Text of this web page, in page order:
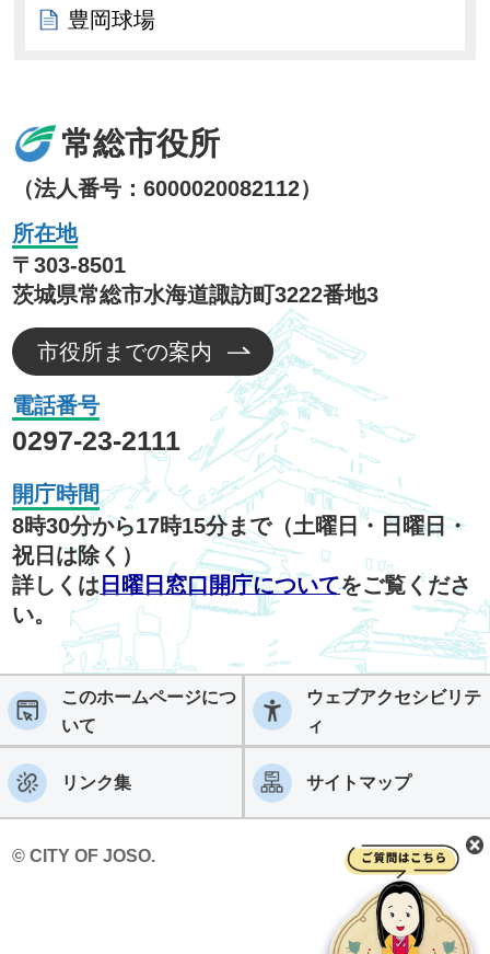
豊岡球場
常総市役所
（法人番号：6000020082112）
所在地
〒303-8501
茨城県常総市水海道諏訪町3222番地3
市役所までの案内
電話番号
0297-23-2111
開庁時間
8時30分から17時15分まで（土曜日・日曜日・
祝日は除く）
詳しくは 日曜日窓口開庁についてをご覧くださ
い。
このホームページにつ
いて
ウェブアクセシビリテ
ィ
リンク集 サイトマップ
© CITY OF JOSO.